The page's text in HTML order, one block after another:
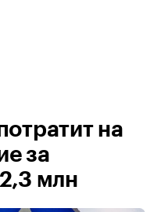
на
за
млн